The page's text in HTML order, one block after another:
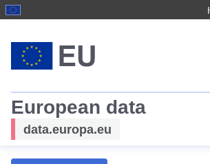
European data
data.europa.eu